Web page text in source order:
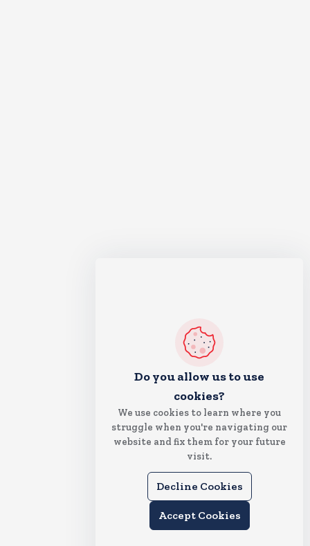
Do you allow us to use
cookies?
We use cookies to learn where you
struggle when you're navigating our
website and fix them for your future
visit.
Decline Cookies
Accept Cookies